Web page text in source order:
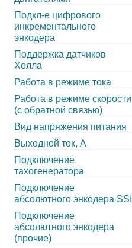
Подкл-е цифрового
инкрементального
энкодера
Поддержка датчиков
Холла
Работа в режиме тока
Работа в режиме скорости
(с обратной связью)
Вид напряжения питания
Выходной ток, А
Подключение
тахогенератора
Подключение
абсолютного энкодера SSI
Подключение
абсолютного энкодера
(прочие)